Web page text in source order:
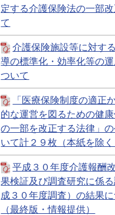
定する介護保険法の一部
て
介護保険施設等に対す
導の標準化・効率化等の
ついて
「医療保険制度の適正
的な運営を図るための健
の一部を改正する法律」
いて計２９枚（本紙を除く
平成３０年度介護報酬
果検証及び調査研究に係
成３０年度調査）の結果
（最終版・情報提供）